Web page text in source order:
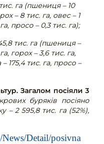
га (пшениця – 10
– 8 тис. га, овес – 1
просо – 0,3 тис. га);
тис. га (пшениця –
горох – 3,6 тис. га,
175,4 тис. га, просо –
Загалом посіяли 3
буряків посіяно
– 2 595,8 тис. га (52%),
Detail/posivna